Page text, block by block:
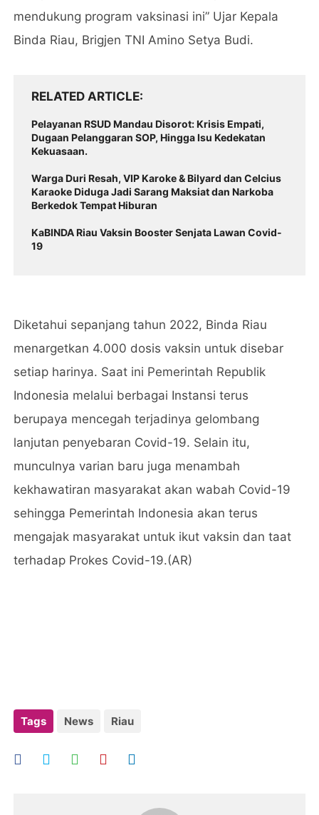
mendukung program vaksinasi ini” Ujar Kepala
Binda Riau, Brigjen TNI Amino Setya Budi.
RELATED ARTICLE
Pelayanan RSUD Mandau Disorot: Krisis Empati,
Dugaan Pelanggaran SOP, Hingga Isu Kedekatan
Kekuasaan.
Warga Duri Resah, VIP Karoke & Bilyard dan Celcius
Karaoke Diduga Jadi Sarang Maksiat dan Narkoba
Berkedok Tempat Hiburan
KaBINDA Riau Vaksin Booster Senjata Lawan Covid-
19
Diketahui sepanjang tahun 2022, Binda Riau
menargetkan 4.000 dosis vaksin untuk disebar
setiap harinya. Saat ini Pemerintah Republik
Indonesia melalui berbagai Instansi terus
berupaya mencegah terjadinya gelombang
lanjutan penyebaran Covid-19. Selain itu,
munculnya varian baru juga menambah
kekhawatiran masyarakat akan wabah Covid-19
sehingga Pemerintah Indonesia akan terus
mengajak masyarakat untuk ikut vaksin dan taat
terhadap Prokes Covid-19.(AR)
Tags News Riau